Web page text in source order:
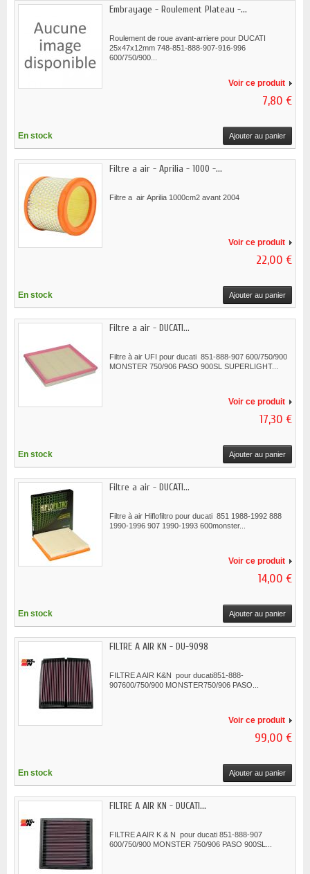
Embrayage - Roulement Plateau -...
Roulement de roue avant-arriere pour DUCATI
25x47x12mm 748-851-888-907-916-996
600/750/900...
Voir ce produit
7,80 €
En stock Ajouter au panier
Filtre a air - Aprilia - 1000 -...
Filtre a air Aprilia 1000cm2 avant 2004
Voir ce produit
22,00 €
En stock Ajouter au panier
Filtre a air - DUCATI...
Filtre à air UFI pour ducati 851-888-907 600/750/900
MONSTER 750/906 PASO 900SL SUPERLIGHT...
Voir ce produit
17,30 €
En stock Ajouter au panier
Filtre a air - DUCATI...
Filtre à air Hiflofiltro pour ducati 851 1988-1992 888
1990-1996 907 1990-1993 600monster...
Voir ce produit
14,00 €
En stock Ajouter au panier
FILTRE A AIR KN - DU-9098
FILTRE A AIR K&N pour ducati851-888-
907600/750/900 MONSTER750/906 PASO...
Voir ce produit
99,00 €
En stock Ajouter au panier
FILTRE A AIR KN - DUCATI...
FILTRE A AIR K & N pour ducati 851-888-907
600/750/900 MONSTER 750/906 PASO 900SL...